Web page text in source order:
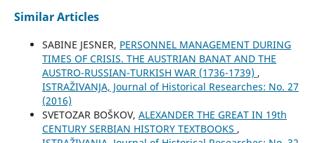
Similar Articles
SABINE JESNER, PERSONNEL MANAGEMENT DURING
TIMES OF CRISIS. THE AUSTRIAN BANAT AND THE
AUSTRO-RUSSIAN-TURKISH WAR (1736-1739) ,
ISTRAŽIVANJA, Јournal of Historical Researches: No. 27
(2016)
SVETOZAR BOŠKOV, ALEXANDER THE GREAT IN 19th
CENTURY SERBIAN HISTORY TEXTBOOKS ,